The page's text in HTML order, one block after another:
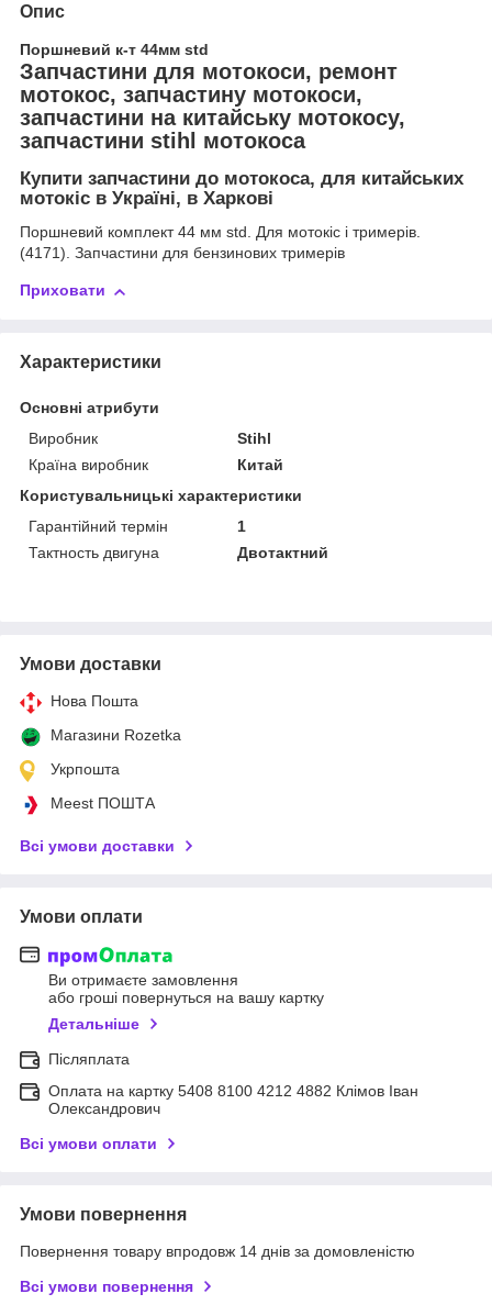
Опис
Поршневий к-т 44мм std
Запчастини для мотокоси, ремонт
мотокос, запчастину мотокоси,
запчастини на китайську мотокосу,
запчастини stihl мотокоса
Купити запчастини до мотокоса, для китайських
мотокіс в Україні, в Харкові
Поршневий комплект 44 мм std. Для мотокіс і тримерів.
(4171). Запчастини для бензинових тримерів
Приховати
Характеристики
Основні атрибути
Виробник
Stihl
Країна виробник
Китай
Користувальницькі характеристики
Гарантійний термін
1
Тактность двигуна
Двотактний
Умови доставки
Нова Пошта
Магазини Rozetka
Укрпошта
Meest ПОШТА
Всі умови доставки
Умови оплати
Ви отримаєте замовлення
або гроші повернуться на вашу картку
Детальніше
Післяплата
Оплата на картку 5408 8100 4212 4882 Клімов Іван
Олександрович
Всі умови оплати
Умови повернення
Повернення товару впродовж 14 днів за домовленістю
Всі умови повернення